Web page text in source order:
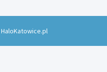
HaloKatowice.pl